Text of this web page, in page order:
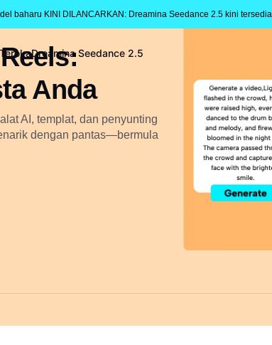
baharu KINI DILANCARKAN: Dreamina Seedance 2.5 kini tersedia
TerokaDreamina Seedance 2.5
Anda
AI, templat, dan penyunting
dengan pantas—bermula